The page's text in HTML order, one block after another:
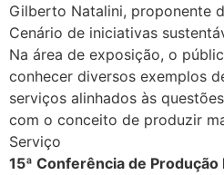
Gilberto Natalini, proponente
Cenário de iniciativas
Na área de exposição, o
conhecer diversos exemplos
serviços alinhados às
com o conceito de produzir
Serviço
15ª Conferência de